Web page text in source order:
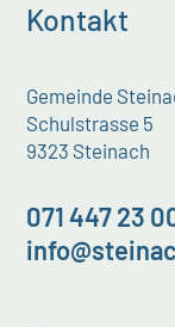
Kontakt
Gemeinde
Schulstrasse 5
9323 Steinach
071 447 23